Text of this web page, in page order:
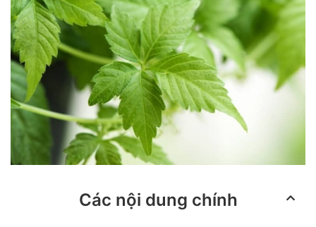
Các nội dung chính